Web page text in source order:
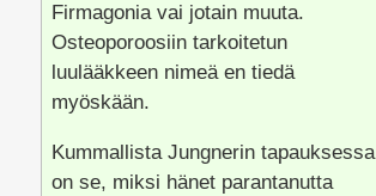
Firmagonia vai jotain muuta.
Osteoporoosiin tarkoitetun
luulääkkeen nimeä en tiedä
myöskään.
Kummallista Jungnerin tapauksessa
on se, miksi hänet parantanutta